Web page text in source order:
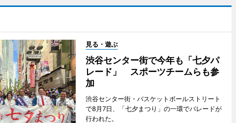
見る・遊ぶ
渋谷センター街で今年も「七夕パ
レード」 スポーツチームらも参
加
渋谷センター街・バスケットボールストリート
で8月7日、「七夕まつり」の一環でパレードが
行われた。